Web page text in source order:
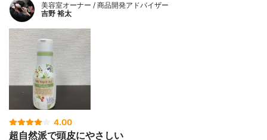
美容室オーナー / 商品開発アドバイザー
吉野 裕太
4.00
超自然派で頭皮にやさしい